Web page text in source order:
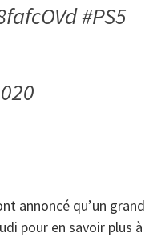
#PS5
annoncé qu’un grand
pour en savoir plus à